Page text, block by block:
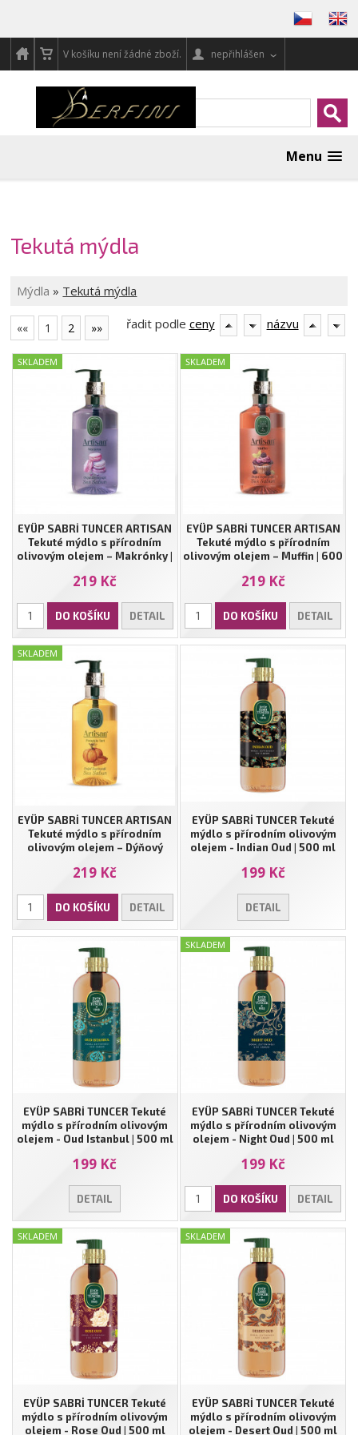
V košíku není žádné zboží. nepřihlášen
Menu
Tekutá mýdla
Mýdla » Tekutá mýdla
«« 1 2 »» řadit podle ceny názvu
EYÜP SABRİ TUNCER ARTISAN
Tekuté mýdlo s přírodním
olivovým olejem – Makrónky |
219 Kč
DO KOŠÍKU DETAIL
SKLADEM
EYÜP SABRİ TUNCER ARTISAN
Tekuté mýdlo s přírodním
olivovým olejem – Muffin | 600
219 Kč
DO KOŠÍKU DETAIL
SKLADEM
EYÜP SABRİ TUNCER ARTISAN
Tekuté mýdlo s přírodním
olivovým olejem – Dýňový
219 Kč
DO KOŠÍKU DETAIL
SKLADEM
EYÜP SABRİ TUNCER Tekuté
mýdlo s přírodním olivovým
olejem - Indian Oud | 500 ml
199 Kč
DETAIL
EYÜP SABRİ TUNCER Tekuté
mýdlo s přírodním olivovým
olejem - Oud Istanbul | 500 ml
199 Kč
DETAIL
EYÜP SABRİ TUNCER Tekuté
mýdlo s přírodním olivovým
olejem - Night Oud | 500 ml
199 Kč
DO KOŠÍKU DETAIL
SKLADEM
EYÜP SABRİ TUNCER Tekuté
mýdlo s přírodním olivovým
olejem - Rose Oud | 500 ml
SKLADEM
EYÜP SABRİ TUNCER Tekuté
mýdlo s přírodním olivovým
olejem - Desert Oud | 500 ml
SKLADEM